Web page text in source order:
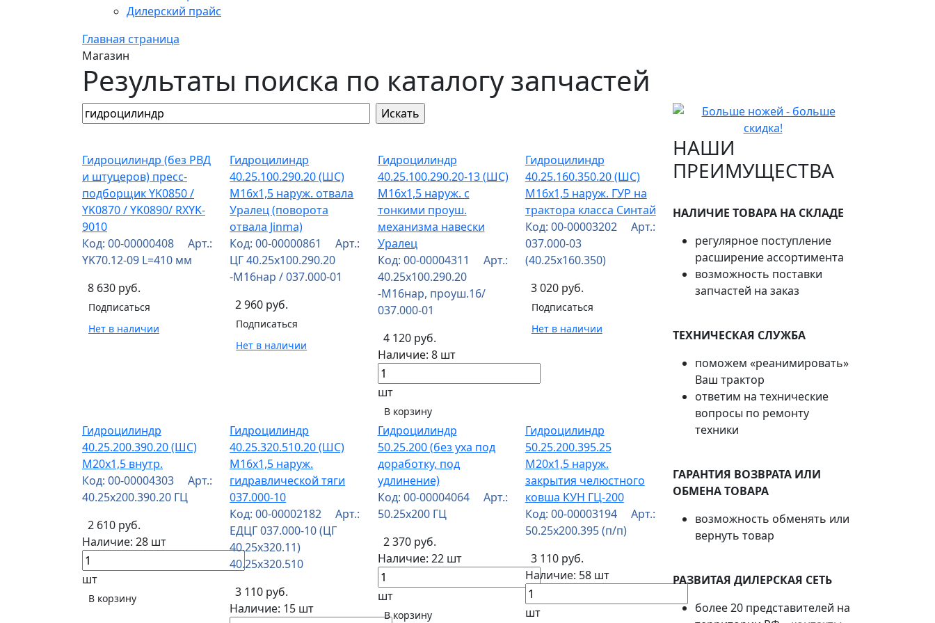
Дилерский прайс
Главная страница
Магазин
Результаты поиска по каталогу запчастей
Гидроцилиндр (без РВД
и штуцеров) пресс-
подборщик YK0850 /
YK0870 / YK0890/ RXYK-
9010
Код: 00-00000408 Арт.:
YK70.12-09 L=410 мм
8 630 руб.
Подписаться
Нет в наличии
Гидроцилиндр
40.25.100.290.20 (ШС)
М16х1,5 наруж. отвала
Уралец (поворота
отвала Jinma)
Код: 00-00000861 Арт.:
ЦГ 40.25х100.290.20
-М16нар / 037.000-01
2 960 руб.
Подписаться
Нет в наличии
Гидроцилиндр
40.25.100.290.20-13 (ШС)
М16х1,5 наруж. с
тонкими проуш.
механизма навески
Уралец
Код: 00-00004311 Арт.:
40.25х100.290.20
-М16нар, проуш.16/
037.000-01
4 120 руб.
Наличие: 8 шт
шт
В корзину
Гидроцилиндр
40.25.160.350.20 (ШС)
М16х1,5 наруж. ГУР на
трактора класса Синтай
Код: 00-00003202 Арт.:
037.000-03
(40.25х160.350)
3 020 руб.
Подписаться
Нет в наличии
Гидроцилиндр
40.25.200.390.20 (ШС)
М20х1,5 внутр.
Код: 00-00004303 Арт.:
40.25x200.390.20 ГЦ
2 610 руб.
Наличие: 28 шт
шт
В корзину
Гидроцилиндр
40.25.320.510.20 (ШС)
М16х1,5 наруж.
гидравлической тяги
037.000-10
Код: 00-00002182 Арт.:
ЕДЦГ 037.000-10 (ЦГ
40.25х320.11)
40.25х320.510
3 110 руб.
Наличие: 15 шт
Гидроцилиндр
50.25.200 (без уха под
доработку, под
удлинение)
Код: 00-00004064 Арт.:
50.25х200 ГЦ
2 370 руб.
Наличие: 22 шт
шт
В корзину
Гидроцилиндр
50.25.200.395.25
М20х1,5 наруж.
закрытия челюстного
ковша КУН ГЦ-200
Код: 00-00003194 Арт.:
50.25х200.395 (п/п)
3 110 руб.
Наличие: 58 шт
шт
НАШИ
ПРЕИМУЩЕСТВА
НАЛИЧИЕ ТОВАРА НА СКЛАДЕ
регулярное поступление
расширение ассортимента
возможность поставки
запчастей на заказ
ТЕХНИЧЕСКАЯ СЛУЖБА
поможем «реанимировать»
Ваш трактор
ответим на технические
вопросы по ремонту
техники
ГАРАНТИЯ ВОЗВРАТА ИЛИ
ОБМЕНА ТОВАРА
возможность обменять или
вернуть товар
РАЗВИТАЯ ДИЛЕРСКАЯ СЕТЬ
более 20 представителей на